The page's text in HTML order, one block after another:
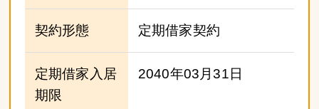
契約形態 定期借家契約
定期借家入居
期限
2040年03月31日